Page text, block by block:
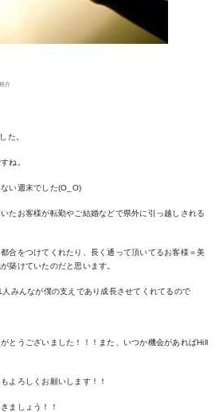
介
た。
ね。
い週末でした(O_O)
たお客様が転勤やご結婚などで県外に引っ越しされる
合をつけてくれたり、長く通って頂いてるお客様＝美
築けていたのだと思います。
みんなが僕の支えであり成長させてくれてるので
とうございました！！！また、いつか機会があればHill
よろしくお願いします！！
ましょう！！